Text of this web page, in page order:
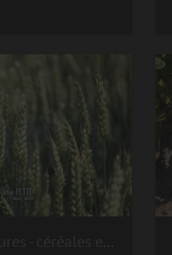
Grandes cultures - céréales et oléoprotéagineux